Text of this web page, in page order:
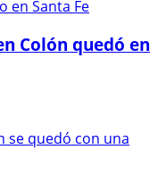
Colón quedó en